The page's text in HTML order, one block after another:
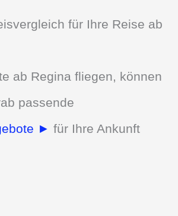
für Ihre Reise ab
ab Regina fliegen, können
passende
► für Ihre Ankunft